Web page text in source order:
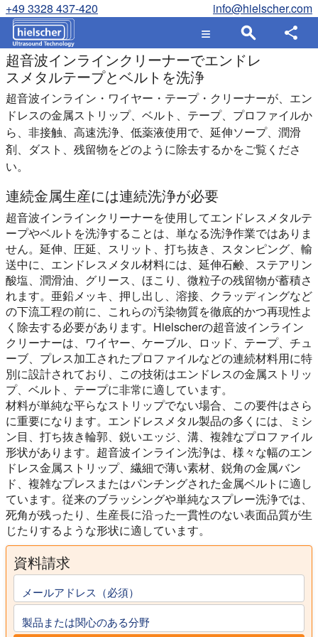
+49 3328 437-420 info@hielscher.com
超音波インラインクリーナーでエンドレ
スメタルテープとベルトを洗浄
超音波インライン・ワイヤー・テープ・クリーナーが、エン
ドレスの金属ストリップ、ベルト、テープ、プロファイルか
ら、非接触、高速洗浄、低薬液使用で、延伸ソープ、潤滑
剤、ダスト、残留物をどのように除去するかをご覧くださ
い。
連続金属生産には連続洗浄が必要
超音波インラインクリーナーを使用してエンドレスメタルテ
ープやベルトを洗浄することは、単なる洗浄作業ではありま
せん。延伸、圧延、スリット、打ち抜き、スタンピング、輸
送中に、エンドレスメタル材料には、延伸石鹸、ステアリン
酸塩、潤滑油、グリース、ほこり、微粒子の残留物が蓄積さ
れます。亜鉛メッキ、押し出し、溶接、クラッディングなど
の下流工程の前に、これらの汚染物質を徹底的かつ再現性よ
く除去する必要があります。Hielscherの超音波インライン
クリーナーは、ワイヤー、ケーブル、ロッド、テープ、チュ
ーブ、プレス加工されたプロファイルなどの連続材料用に特
別に設計されており、この技術はエンドレスの金属ストリッ
プ、ベルト、テープに非常に適しています。
材料が単純な平らなストリップでない場合、この要件はさら
に重要になります。エンドレスメタル製品の多くには、ミシ
ン目、打ち抜き輪郭、鋭いエッジ、溝、複雑なプロファイル
形状があります。超音波インライン洗浄は、様々な幅のエン
ドレス金属ストリップ、繊細で薄い素材、鋭角の金属バン
ド、複雑なプレスまたはパンチングされた金属ベルトに適し
ています。従来のブラッシングや単純なスプレー洗浄では、
死角が残ったり、生産長に沿った一貫性のない表面品質が生
じたりするような形状に適しています。
資料請求
メールアドレス（必須）
製品または関心のある分野